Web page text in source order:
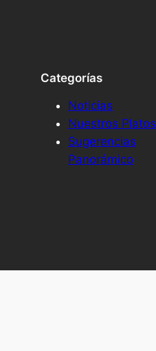
Categorías
Noticias
Nuestros Platos
Sugerencias
Panorámico